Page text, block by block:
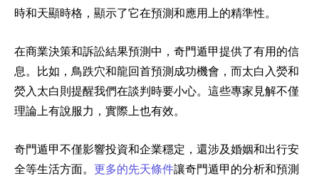
時和天顯時格，顯示了它在預測和應用上的精準性。
在商業決策和訴訟結果預測中，奇門遁甲提供了有用的信
息。比如，鳥跌穴和龍回首預測成功機會，而太白入熒和
熒入太白則提醒我們在談判時要小心。這些專家見解不僅
理論上有說服力，實際上也有效。
奇門遁甲不僅影響投資和企業穩定，還涉及婚姻和出行安
全等生活方面。 更多的先天條件讓奇門遁甲的分析和預測